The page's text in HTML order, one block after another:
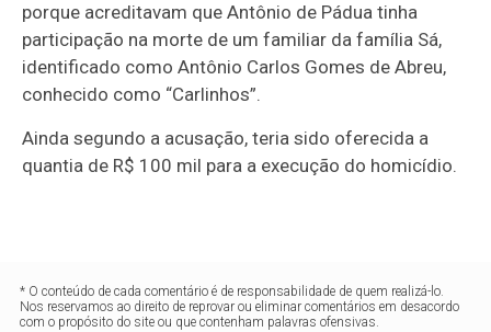
porque acreditavam que Antônio de Pádua tinha
participação na morte de um familiar da família Sá,
identificado como Antônio Carlos Gomes de Abreu,
conhecido como “Carlinhos”.
Ainda segundo a acusação, teria sido oferecida a
quantia de R$ 100 mil para a execução do homicídio.
* O conteúdo de cada comentário é de responsabilidade de quem realizá-lo.
Nos reservamos ao direito de reprovar ou eliminar comentários em desacordo
com o propósito do site ou que contenham palavras ofensivas.